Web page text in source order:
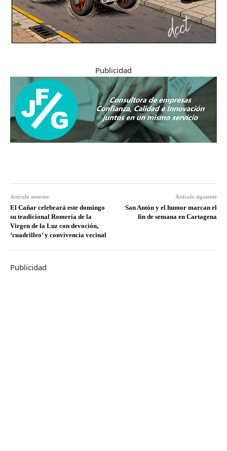
Publicidad
Artículo anterior
El Cañar celebrará este domingo
su tradicional Romería de la
Virgen de la Luz con devoción,
‘cuadrilleo’ y convivencia vecinal
Artículo siguiente
San Antón y el humor marcan el
fin de semana en Cartagena
Publicidad